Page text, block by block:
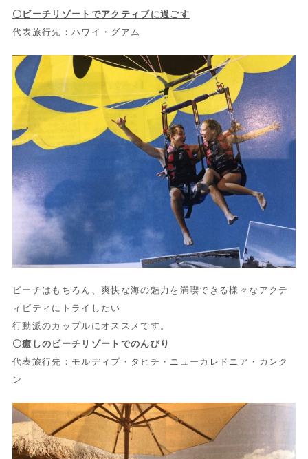
〇ビーチリゾートでアクティブに過ごす
代表旅行先：ハワイ・グアム
ビーチはもちろん、爽快な海の魅力を満喫できる様々なアクテ
ィビティにトライしたい
行動派のカップルにオススメです。
〇癒しのビーチリゾートでのんびり
代表旅行先：モルディブ・タヒチ・ニューカレドニア・カンク
ン